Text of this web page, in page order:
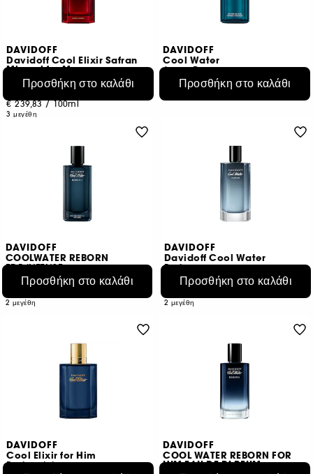
DAVIDOFF
Davidoff Cool Elixir Safran
Mineral for Men
Eau de Parfum
€ 71,95
€ 239,83 /100ml
3 μεγέθη
Προσθήκη στο καλάθι
DAVIDOFF
Cool Water
Apres Rasage
€ 51,95
Προσθήκη στο καλάθι
DAVIDOFF
COOLWATER REBORN
EDP INTENSE
€ 76,95
2 μεγέθη
Προσθήκη στο καλάθι
DAVIDOFF
Davidoff Cool Water
Parfum
€ 71,95
2 μεγέθη
Προσθήκη στο καλάθι
DAVIDOFF
Cool Elixir for Him
Parfum Intense
DAVIDOFF
COOL WATER REBORN FOR
HIM EAU DE PARFUM